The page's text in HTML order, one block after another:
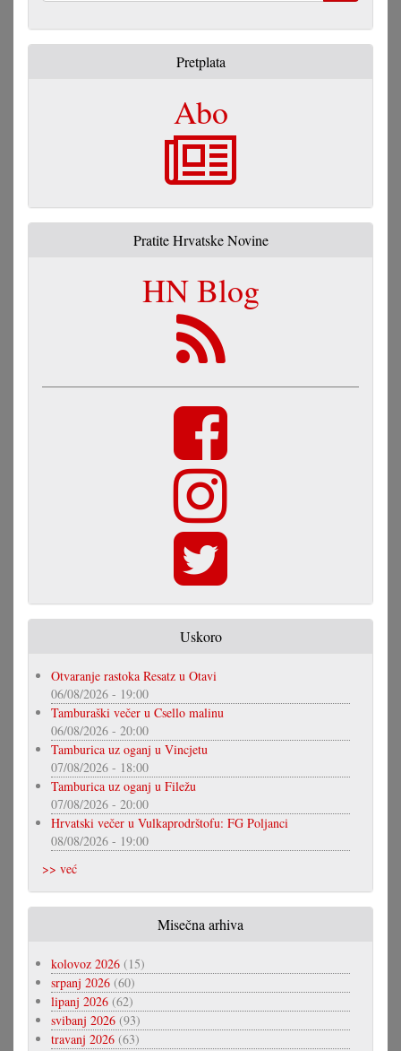
Pretplata
Abo
Pratite Hrvatske Novine
HN Blog
Uskoro
Otvaranje rastoka Resatz u Otavi
06/08/2026 - 19:00
Tamburaški večer u Csello malinu
06/08/2026 - 20:00
Tamburica uz oganj u Vincjetu
07/08/2026 - 18:00
Tamburica uz oganj u Filežu
07/08/2026 - 20:00
Hrvatski večer u Vulkaprodrštofu: FG Poljanci
08/08/2026 - 19:00
>> već
Misečna arhiva
kolovoz 2026 (15)
srpanj 2026 (60)
lipanj 2026 (62)
svibanj 2026 (93)
travanj 2026 (63)